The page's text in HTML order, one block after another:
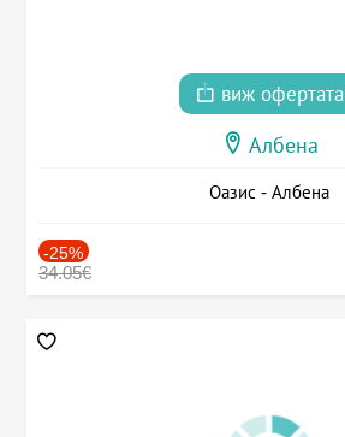
виж офертата
Албена
Оазис - Албена
-25%
34.05€